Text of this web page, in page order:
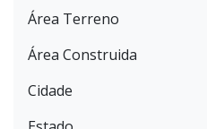
Área Terreno
Área Construida
Cidade